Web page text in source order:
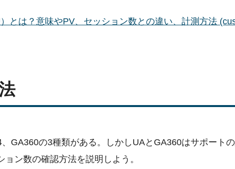
とは？意味やPV、セッション数との違い、計測方法
GA360の3種類がある。しかしUAとGA360はサポート
ン数の確認方法を説明しよう。